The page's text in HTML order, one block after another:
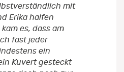
mit
Erika halfen
es, dass am
fast jeder
ein
Kuvert gesteckt